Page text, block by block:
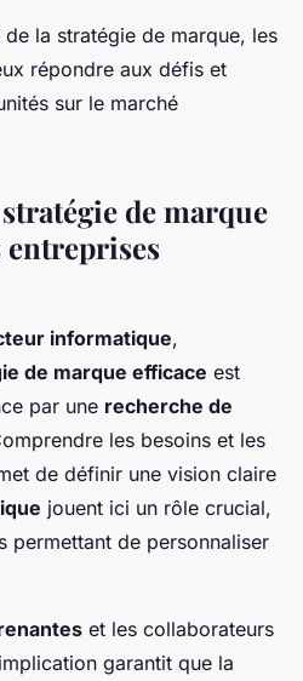
de la stratégie de marque, les
répondre aux défis et
sur le marché
de marque
entreprises
informatique,
de marque efficace est
par une recherche de
les besoins et les
de définir une vision claire
jouent ici un rôle crucial,
permettant de personnaliser
et les collaborateurs
garantit que la